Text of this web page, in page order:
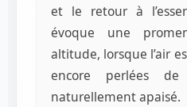
et le retour à
évoque une
altitude, lorsque l’air
encore perlées
naturellement apaisé.